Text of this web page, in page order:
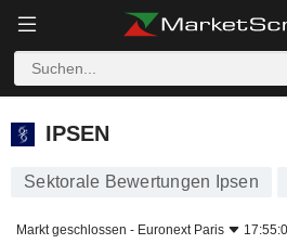
IPSEN
IPSEN
Sektorale Bewertungen Ipsen
Markt geschlossen - Euronext Paris